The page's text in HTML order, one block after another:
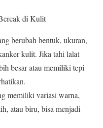
di Kulit
berubah bentuk, ukuran,
kulit. Jika tahi lalat
besar atau memiliki tepi
memiliki variasi warna,
atau biru, bisa menjadi